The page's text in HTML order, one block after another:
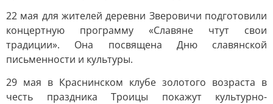
22 мая для жителей деревни Зверовичи подготовили
концертную программу «Славяне чтут свои
традиции». Она посвящена Дню славянской
письменности и культуры.
29 мая в Краснинском клубе золотого возраста в
честь праздника Троицы покажут культурно-